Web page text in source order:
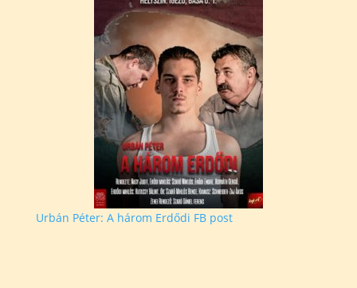
Urbán Péter: A három Erdődi FB post